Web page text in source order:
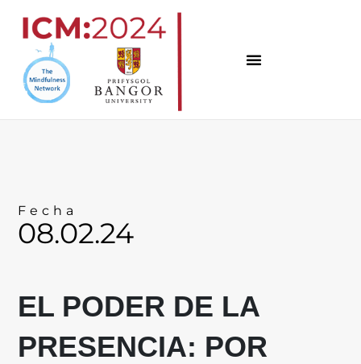
contenido
Fecha
08.02.24
EL PODER DE LA
PRESENCIA: POR